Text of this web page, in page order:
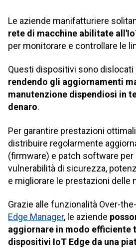
Le aziende manifatturiere
rete di macchine abilitate
per monitorare e controllare le
Questi dispositivi sono dislocati
rendendo gli aggiornamenti
manutenzione dispendiosi in
denaro.
Per garantire prestazioni
distribuire regolarmente
(firmware) e patch software per
vulnerabilità di sicurezza,
e migliorare le prestazioni delle
Grazie alle funzionalità Over-
Edge Manager, le aziende
aggiornare in modo efficiente
dispositivi IoT Edge da una